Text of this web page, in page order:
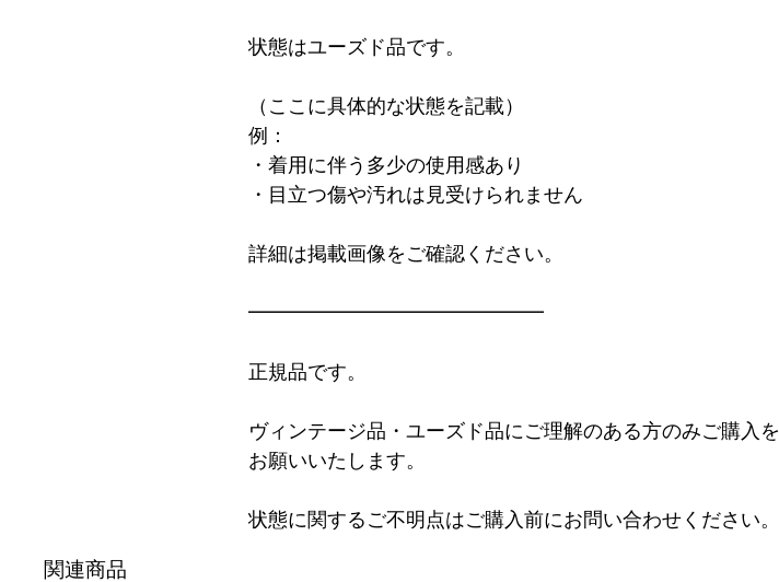
状態はユーズド品です。
（ここに具体的な状態を記載）
例：
・着用に伴う多少の使用感あり
・目立つ傷や汚れは見受けられません
詳細は掲載画像をご確認ください。
━━━━━━━━━━━━━━━
正規品です。
ヴィンテージ品・ユーズド品にご理解のある方のみご購入を
お願いいたします。
状態に関するご不明点はご購入前にお問い合わせください。
関連商品